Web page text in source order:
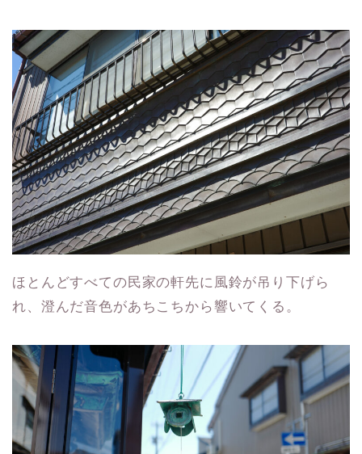
ほとんどすべての民家の軒先に風鈴が吊り下げら
れ、澄んだ音色があちこちから響いてくる。